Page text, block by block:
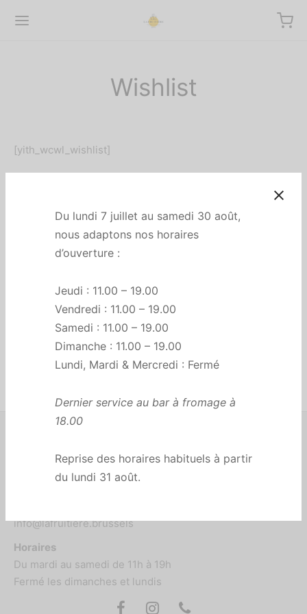
Du lundi 7 juillet au samedi 30 août,
nous adaptons nos horaires
d’ouverture :
Jeudi : 11.00 – 19.00
Vendredi : 11.00 – 19.00
Samedi : 11.00 – 19.00
Dimanche : 11.00 – 19.00
Lundi, Mardi & Mercredi : Fermé
Dernier service au bar à fromage à
18.00
Reprise des horaires habituels à partir
du lundi 31 août.
Wishlist
[yith_wcwl_wishlist]
Rue du Marché au Charbon 99-103
1000 Bruxelles
info@lafruitiere.brussels
Horaires
Du mardi au samedi de 11h à 19h
Fermé les dimanches et lundis